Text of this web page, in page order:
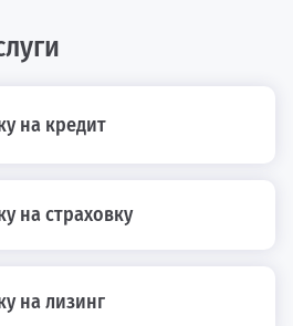
на кредит
на страховку
на лизинг